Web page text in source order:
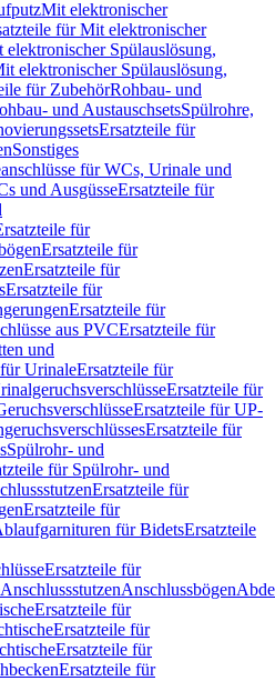
Mit elektronischer
für Mit elektronischer
elektronischer Spülauslösung,
elektronischer Spülauslösung,
für ZubehörRohbau- und
und AustauschsetsSpülrohre,
Ersatzteile für
Sonstiges
für WCs, Urinale und
und AusgüsseErsatzteile für
für
Ersatzteile für
Ersatzteile für
Ersatzteile für
Ersatzteile für
aus PVCErsatzteile für
und
UrinaleErsatzteile für
Ersatzteile für
Ersatzteile für UP-
Ersatzteile für
Spülrohr- und
für Spülrohr- und
Ersatzteile für
Ersatzteile für
für BidetsErsatzteile
Ersatzteile für
AnschlussstutzenAnschlussbögen
Ersatzteile für
Ersatzteile für
Ersatzteile für
Ersatzteile für